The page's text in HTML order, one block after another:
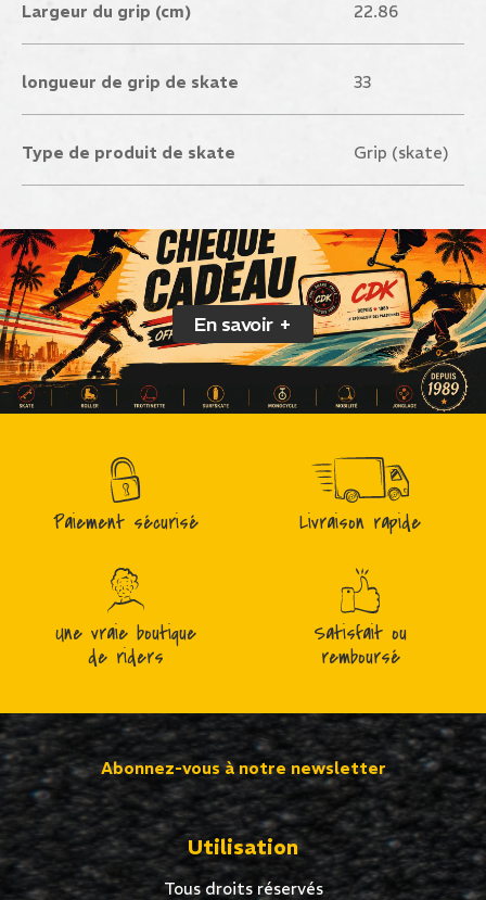
Largeur du grip (cm) 22.86
longueur de grip de skate 33
Type de produit de skate Grip (skate)
En savoir +
Paiement sécurisé Livraison rapide
Une vraie boutique
de riders
Satisfait ou
remboursé
Abonnez-vous à notre newsletter
Utilisation
Tous droits réservés